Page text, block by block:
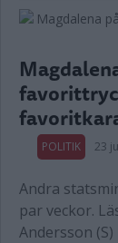
POLITIK 23
Andra
par veckor.
Andersson (S)